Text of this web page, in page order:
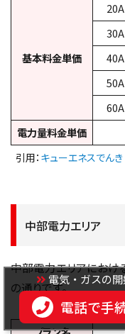
基本料金単価
20A
30A
40A
50A
60A
電力量料金単価
引用： キューエネスでん
中部電力エリア
中部電力エリアにおけ
の通りです。
電気・ガスの
電話で手